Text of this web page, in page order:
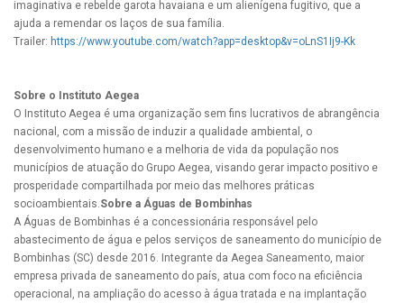
imaginativa e rebelde garota havaiana e um alienígena fugitivo, que a
ajuda a remendar os laços de sua família.
Trailer: https://www.youtube.com/watch?app=desktop&v=oLnS1Ij9-Kk
Sobre o Instituto Aegea
O Instituto Aegea é uma organização sem fins lucrativos de abrangência
nacional, com a missão de induzir a qualidade ambiental, o
desenvolvimento humano e a melhoria de vida da população nos
municípios de atuação do Grupo Aegea, visando gerar impacto positivo e
prosperidade compartilhada por meio das melhores práticas
socioambientais. Sobre a Águas de Bombinhas
A Águas de Bombinhas é a concessionária responsável pelo
abastecimento de água e pelos serviços de saneamento do município de
Bombinhas (SC) desde 2016. Integrante da Aegea Saneamento, maior
empresa privada de saneamento do país, atua com foco na eficiência
operacional, na ampliação do acesso à água tratada e na implantação